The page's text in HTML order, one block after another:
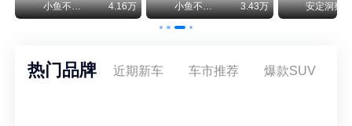
小鱼不刹车 4.16万 小鱼不刹车 3.43万 安定洞察
热门品牌 近期新车 车市推荐 爆款SUV